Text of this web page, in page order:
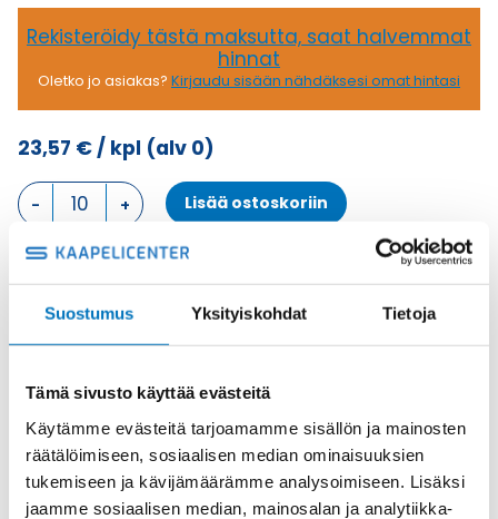
Suostumus Yksityiskohdat Tietoja
Tämä sivusto käyttää evästeitä
Käytämme evästeitä tarjoamamme sisällön ja mainosten
räätälöimiseen, sosiaalisen median ominaisuuksien
tukemiseen ja kävijämäärämme analysoimiseen. Lisäksi
jaamme sosiaalisen median, mainosalan ja analytiikka-
Rekisteröidy tästä maksutta, saat halvemmat
hinnat
Oletko jo asiakas? Kirjaudu sisään nähdäksesi omat hintasi
23,57 €/ kpl (alv 0)
LÄPIVIENTIKOTELO,
KOTELON
ALAOSA
määrä
Lisää ostoskoriin
TuotekoodiCKAX03ILSA
Osasto ILME -moninapaliittimet,Kotelon alaosa,Kotelot
Toimituskulut 35kg:n asti 25€.
Yli 35kg:n toimituskulut toteutuneiden kulujen mukaan.
Valmistaja
ILME S.p.A